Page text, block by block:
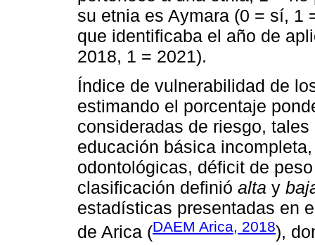
su etnia es Aymara (0 = sí, 1
que identificaba el año de
2018, 1 = 2021).
Índice de vulnerabilidad de
estimando el porcentaje
consideradas de riesgo,
educación básica
odontológicas, déficit de
clasificación definió alta y
estadísticas presentadas en
de Arica (DAEM Arica, 2018),